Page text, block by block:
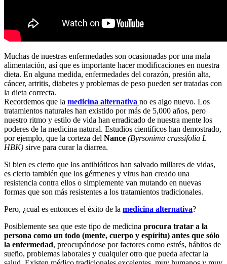
Muchas de nuestras enfermedades son ocasionadas por una mala
alimentación, así que es importante hacer modificaciones en nuestra
dieta. En alguna medida, enfermedades del corazón, presión alta,
cáncer, artritis, diabetes y problemas de peso pueden ser tratadas con
la dieta correcta.
Recordemos que la medicina alternativa no es algo nuevo. Los
tratamientos naturales han existido por más de 5,000 años, pero
nuestro ritmo y estilo de vida han erradicado de nuestra mente los
poderes de la medicina natural. Estudios científicos han demostrado,
por ejemplo, que la corteza del Nance (Byrsonima crassifolia L
HBK) sirve para curar la diarrea.
Si bien es cierto que los antibióticos han salvado millares de vidas,
es cierto también que los gérmenes y virus han creado una
resistencia contra ellos o simplemente van mutando en nuevas
formas que son más resistentes a los tratamientos tradicionales.
Pero, ¿cual es entonces el éxito de la medicina alternativa?
Posiblemente sea que este tipo de medicina procura tratar a la
persona como un todo (mente, cuerpo y espíritu) antes que sólo
la enfermedad, preocupándose por factores como estrés, hábitos de
sueño, problemas laborales y cualquier otro que pueda afectar la